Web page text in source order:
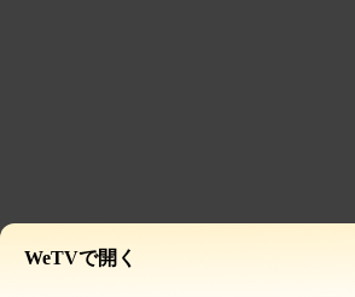
WeTVで開く